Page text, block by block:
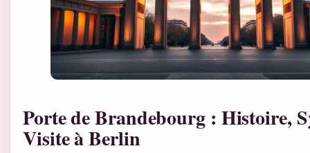
Porte de Brandebourg : Histoire,
Visite à Berlin